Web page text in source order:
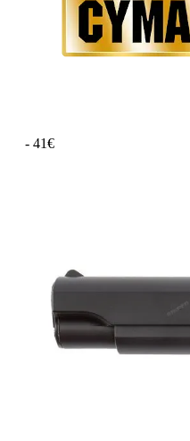
- 41€